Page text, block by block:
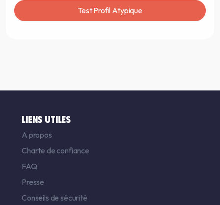
Test Profil Atypique
LIENS UTILES
A propos
Charte de confiance
FAQ
Presse
Conseils de sécurité